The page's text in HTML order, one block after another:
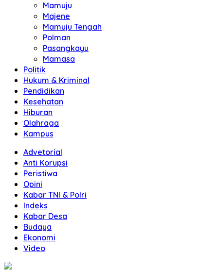
Mamuju
Majene
Mamuju Tengah
Polman
Pasangkayu
Mamasa
Politik
Hukum & Kriminal
Pendidikan
Kesehatan
Hiburan
Olahraga
Kampus
Advetorial
Anti Korupsi
Peristiwa
Opini
Kabar TNI & Polri
Indeks
Kabar Desa
Budaya
Ekonomi
Video